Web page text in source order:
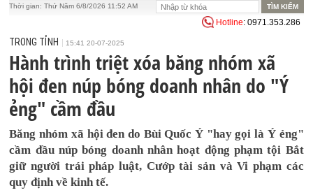
Thời gian:Thứ Năm 6/8/2026 11:52 AM
Hotline: 0971.353.286
TRONG TỈNH 15:41 20-07-2025
Hành trình triệt xóa băng nhóm xã
hội đen núp bóng doanh nhân do "Ý
ẻng" cầm đầu
Băng nhóm xã hội đen do Bùi Quốc Ý "hay gọi là Ý ẻng"
cầm đầu núp bóng doanh nhân hoạt động phạm tội Bắt
giữ người trái pháp luật, Cướp tài sản và Vi phạm các
quy định về kinh tế.